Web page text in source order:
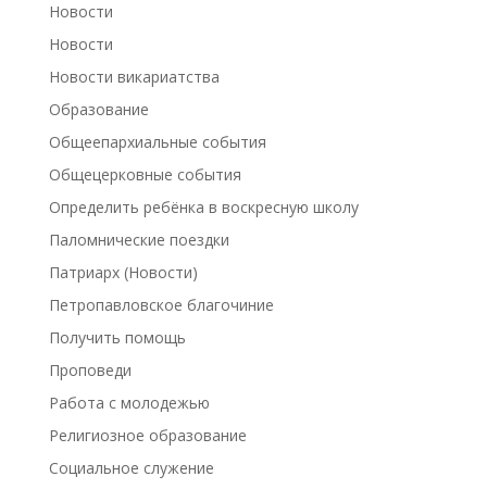
Новости
Новости
Новости викариатства
Образование
Общеепархиальные события
Общецерковные события
Определить ребёнка в воскресную школу
Паломнические поездки
Патриарх (Новости)
Петропавловское благочиние
Получить помощь
Проповеди
Работа с молодежью
Религиозное образование
Социальное служение